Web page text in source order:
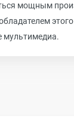
мощным
мультимедиа.